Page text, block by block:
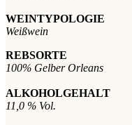
WEINTYPOLOGIE
Weißwein
REBSORTE
100% Gelber Orleans
ALKOHOLGEHALT
11,0 % Vol.